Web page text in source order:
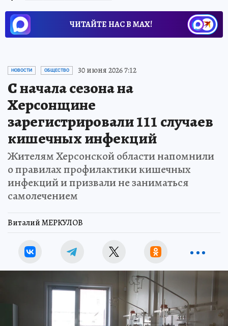
ЧИТАЙТЕ НАС В МАХ!
НОВОСТИ ОБЩЕСТВО 30 июня 2026 7:12
С начала сезона на
Херсонщине
зарегистрировали 111 случаев
кишечных инфекций
Жителям Херсонской области напомнили
о правилах профилактики кишечных
инфекций и призвали не заниматься
самолечением
Виталий МЕРКУЛОВ